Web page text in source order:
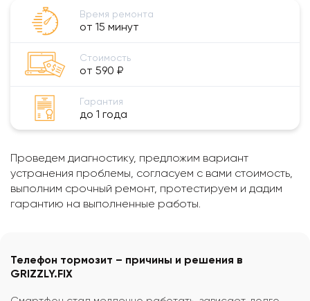
Время ремонта
от 15 минут
Стоимость
от 590 ₽
Гарантия
до 1 года
Проведем диагностику, предложим вариант
устранения проблемы, согласуем с вами стоимость,
выполним срочный ремонт, протестируем и дадим
гарантию на выполненные работы.
Телефон тормозит – причины и решения в
GRIZZLY.FIX